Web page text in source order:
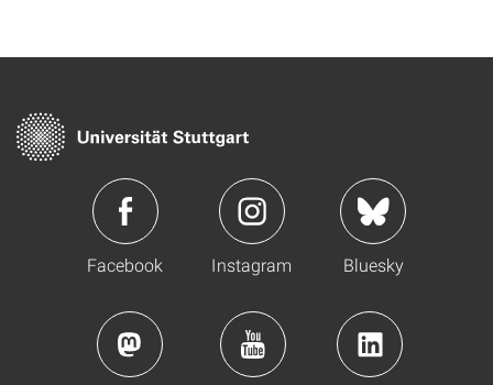
Facebook Instagram Bluesky